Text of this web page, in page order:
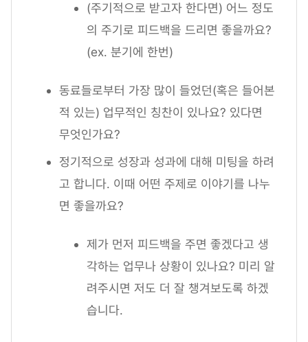
(주기적으로 받고자 한다면) 어느 정도
의 주기로 피드백을 드리면 좋을까요?
(ex. 분기에 한번)
동료들로부터 가장 많이 들었던(혹은 들어본
적 있는) 업무적인 칭찬이 있나요? 있다면
무엇인가요?
정기적으로 성장과 성과에 대해 미팅을 하려
고 합니다. 이때 어떤 주제로 이야기를 나누
면 좋을까요?
제가 먼저 피드백을 주면 좋겠다고 생
각하는 업무나 상황이 있나요? 미리 알
려주시면 저도 더 잘 챙겨보도록 하겠
습니다.